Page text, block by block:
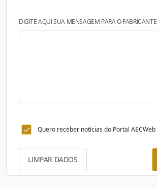
DIGITE AQUI SUA MENSAGEM PARA O FABRICANTE
Quero receber notícias do Portal AECWeb
LIMPAR DADOS